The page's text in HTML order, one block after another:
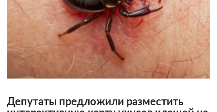
Депутаты предложили разместить